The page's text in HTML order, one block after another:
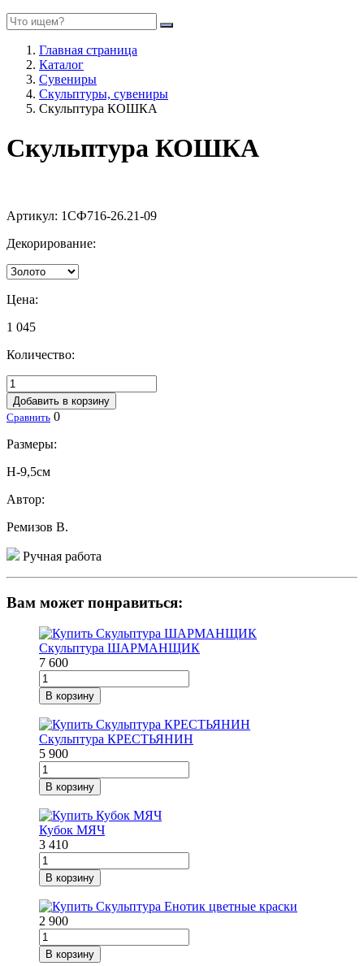
Главная страница
Каталог
Сувениры
Скульптуры, сувениры
Скульптура КОШКА
Скульптура КОШКА
Артикул: 1СФ716-26.21-09
Декорирование:
Цена:
1 045
Количество:
Добавить в корзину
Сравнить 0
Размеры:
Н-9,5см
Автор:
Ремизов В.
Ручная работа
Вам может понравиться:
Скульптура ШАРМАНЩИК
7 600
В корзину
Скульптура КРЕСТЬЯНИН
5 900
В корзину
Кубок МЯЧ
3 410
В корзину
2 900
В корзину